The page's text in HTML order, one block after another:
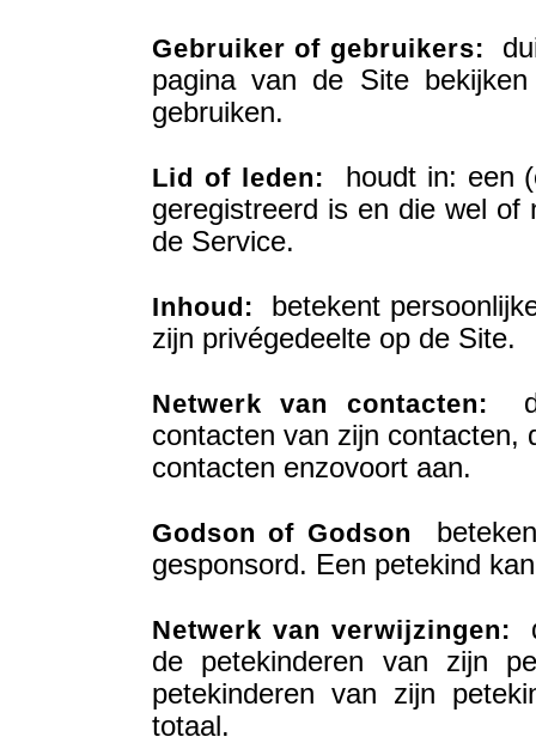
Gebruiker of gebruikers:
pagina van de Site
gebruiken.
Lid of leden: houdt in: een
geregistreerd is en die wel
de Service.
Inhoud: betekent
zijn privégedeelte op de Site.
Netwerk van contacten:
contacten van zijn contacten,
contacten enzovoort aan.
Godson of Godson
gesponsord. Een petekind
Netwerk van verwijzingen:
de petekinderen van zijn
petekinderen van zijn
totaal.